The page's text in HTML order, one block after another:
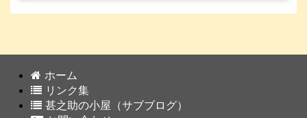
ホーム
リンク集
甚之助の小屋（サブブログ）